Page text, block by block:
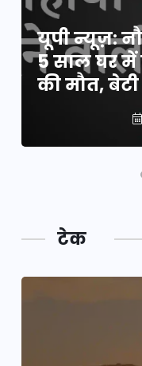
यूपी न्यूज़:
5 साल घर में
की मौत,
टेक